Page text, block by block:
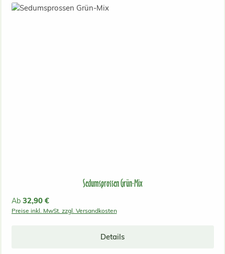
Sedumsprossen Grün-Mix
Regulärer Preis:
Ab 32,90 €
Preise inkl. MwSt. zzgl. Versandkosten
Details